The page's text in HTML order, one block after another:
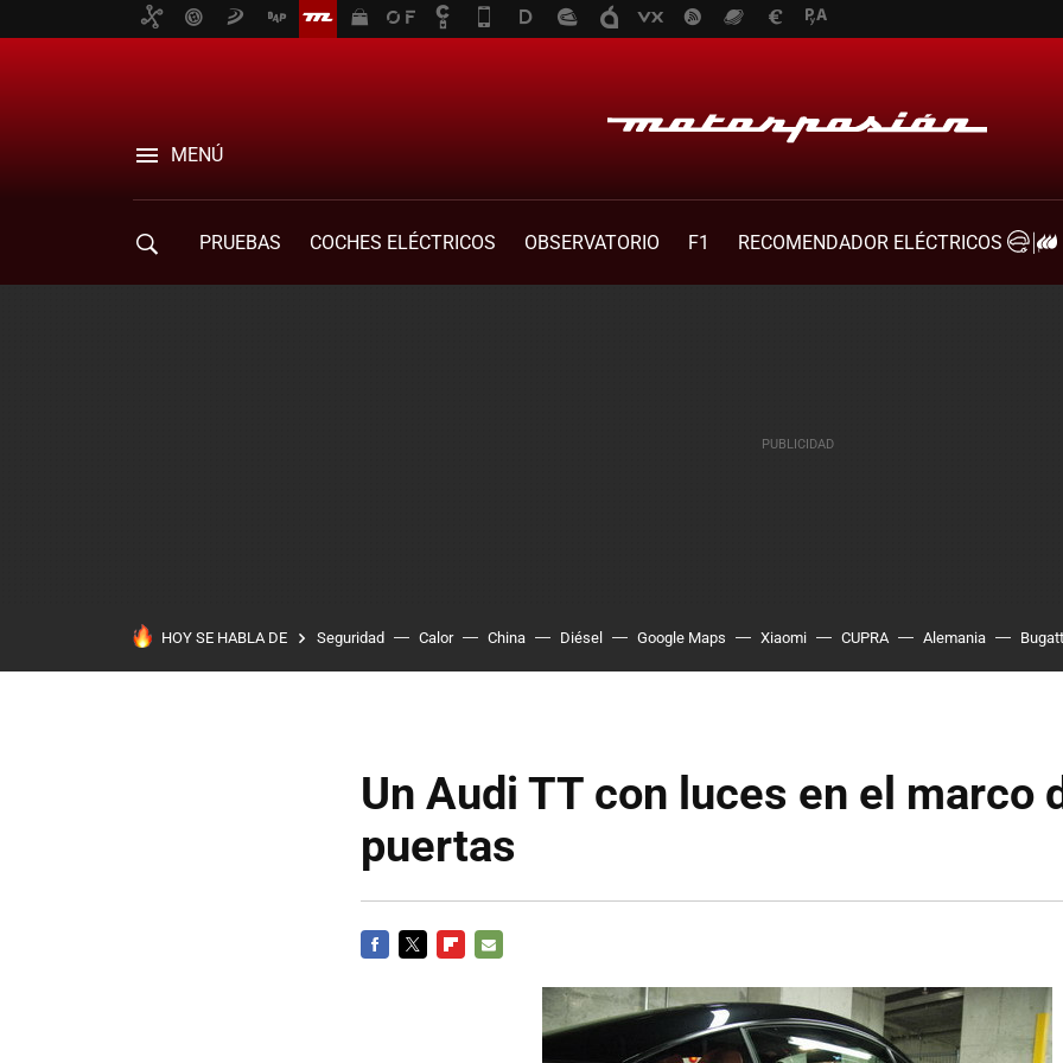
MENÚ
PRUEBAS COCHES ELÉCTRICOS OBSERVATORIO F1
RECOMENDADOR ELÉCTRICOS
HOY SE HABLA DE Seguridad Calor China Diésel Google Maps Xiaomi CUPRA Alemania
Un Audi TT con luces en el marco
puertas